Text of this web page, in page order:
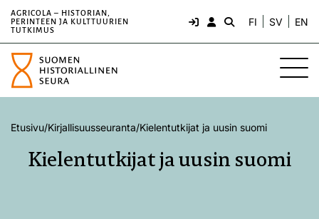
AGRICOLA – HISTORIAN,
PERINTEEN JA KULTTUURIEN
TUTKIMUS
FI SV EN
Etusivu/Kirjallisuusseuranta/Kielentutkijat ja uusin suomi
Kielentutkijat ja uusin suomi